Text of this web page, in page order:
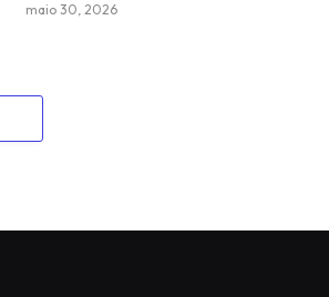
maio 30, 2026